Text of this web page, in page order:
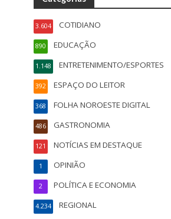
COTIDIANO
3.604
EDUCAÇÃO
890
ENTRETENIMENTO/ESPORTES
1.148
ESPAÇO DO LEITOR
392
FOLHA NOROESTE DIGITAL
368
GASTRONOMIA
486
NOTÍCIAS EM DESTAQUE
121
OPINIÃO
1
POLÍTICA E ECONOMIA
2
REGIONAL
4.234